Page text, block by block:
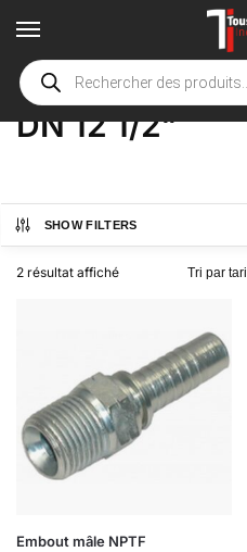
Accueil boutique / Product Options
DN 12 1/2"
SHOW FILTERS
2 résultat affiché
Embout mâle NPTF